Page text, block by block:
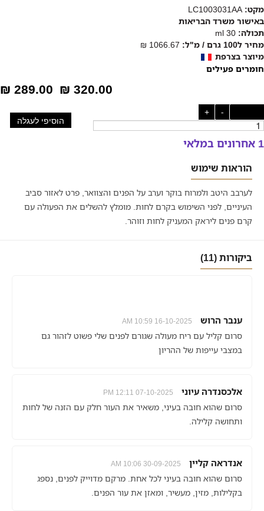
מקט: LC1003031AA
באישור משרד הבריאות
תכולה: 30 ml
מחיר ל100 גרם / מ"ל:
1066.67 ₪
מיוצר בצרפת
חומרים פעילים
320.00 ₪
289.00 ₪
-
+
הוסיפי לעגלה
1 אחרונים במלאי
הוראות שימוש
לערבב היטב ולמרוח בוקר וערב על הפנים והצוואר, פרט לאזור סביב
העיניים, לפני השימוש בקרם לחות. מומלץ להשלים את הפעולה עם
קרם פנים ליראק המעניק לחות וזוהר.
ביקורות (11)
ענבר הרוש 16-10-2025 10:59 AM
סרום קליל עם ריח מעולה שגורם לפנים שלי פשוט לזהור גם
במצבי עייפות של ההריון
אלכסנדרה עיוני 07-10-2025 12:11 PM
סרום שהוא חובה בעיני, משאיר את העור חלק עם הזנה של לחות
ותחושה קלילה.
אנדראה קליין 30-09-2025 10:06 AM
סרום שהוא חובה בעיני לכל אחת. מרקם מדוייק לפנים, נספג
בקלילות, מזין, מעשיר, ומאזן את עור הפנים.